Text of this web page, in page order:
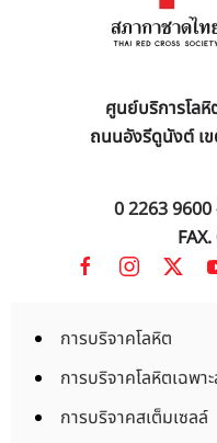
ศูนย์บริการโล
ถนนอังรีดูนังต์ เ
0 2263 9600
การบริจาคโลหิต
การบริจาคโลหิตเฉพา
การบริจาคสเต็มเซลล์